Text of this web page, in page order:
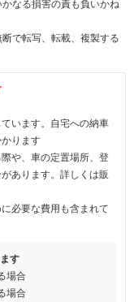
なる損害の責も負いかね
で転写、転載、複製する
います。自宅への納車
ります
や、車の定置場所、登
あります。詳しくは販
必要な費用も含まれて
す
場合
場合